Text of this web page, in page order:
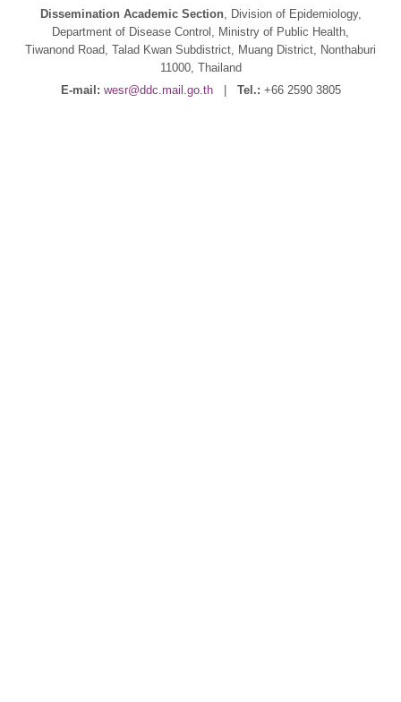
Dissemination Academic Section, Division of Epidemiology,
Department of Disease Control, Ministry of Public Health,
Tiwanond Road, Talad Kwan Subdistrict, Muang District, Nonthaburi
11000, Thailand
E-mail: wesr@ddc.mail.go.th| Tel.: +66 2590 3805